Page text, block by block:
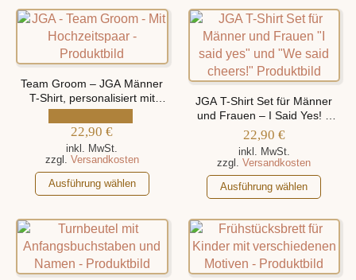
Varianten
auf.
können
auf
der
Produktseite
gewählt
werden
weist
mehrere
Varianten
auf.
Die
Optionen
können
Produktseite
gewählt
werden
Team Groom – JGA Männer
T-Shirt, personalisiert mit
Namen des Hochzeitspaars
22,90€
inkl. MwSt.
zzgl. Versandkosten
Ausführung wählen
Dieses
Produkt
mehrere
Varianten
auf.
JGA T-Shirt Set für Männer
und Frauen – I Said Yes! –
We Said Cheers!
22,90 €
inkl. MwSt.
zzgl.Versandkosten
Ausführung wählen
Dieses
Produkt
weist
mehrere
Varianten
auf.